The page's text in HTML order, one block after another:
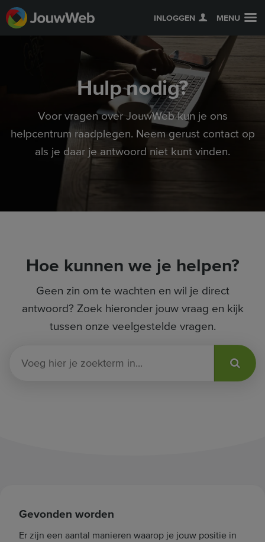
INLOGGEN MENU
Hulp nodig?
Voor vragen over JouwWeb kun je ons
helpcentrum raadplegen. Neem gerust contact op
als je daar je antwoord niet kunt vinden.
Hoe kunnen we je helpen?
Geen zin om te wachten en wil je direct
antwoord? Zoek hieronder jouw vraag en kijk
tussen onze veelgestelde vragen.
o
Gevonden worden
Er zijn een aantal manieren waarop je jouw positie in